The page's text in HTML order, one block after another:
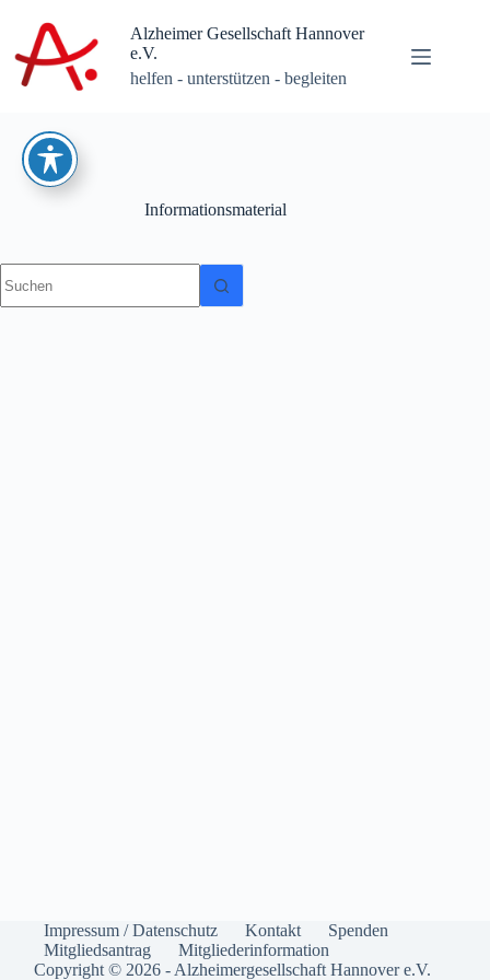
springen
Alzheimer Gesellschaft Hannover
e.V.
helfen - unterstützen - begleiten
Informationsmaterial
Ergebnisse
Impressum / Datenschutz Kontakt
Spenden
Mitgliedsantrag
Mitgliederinformation
Copyright © 2026 - Alzheimergesellschaft Hannover e.V.